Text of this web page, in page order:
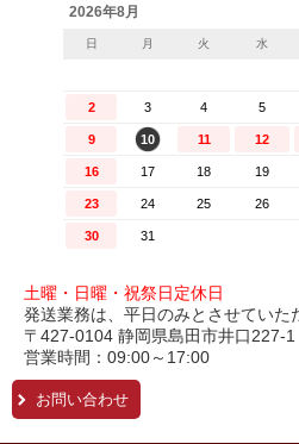
土曜・日曜・祝祭日定休日
発送業務は、平日のみとさせていた
〒427-0104 静岡県島田市井口227-1
営業時間：09:00～17:00
お問い合わせ